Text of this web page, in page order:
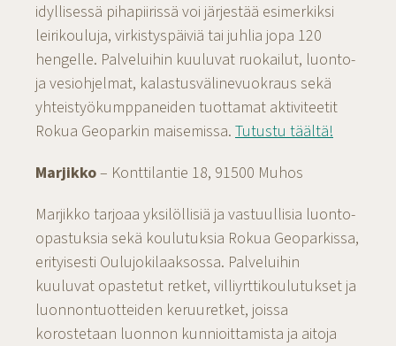
idyllisessä pihapiirissä voi järjestää esimerkiksi
leirikouluja, virkistyspäiviä tai juhlia jopa 120
hengelle. Palveluihin kuuluvat ruokailut, luonto-
ja vesiohjelmat, kalastusvälinevuokraus sekä
yhteistyökumppaneiden tuottamat aktiviteetit
Rokua Geoparkin maisemissa. Tutustu täältä!
Marjikko– Konttilantie 18, 91500 Muhos
Marjikko tarjoaa yksilöllisiä ja vastuullisia luonto-
opastuksia sekä koulutuksia Rokua Geoparkissa,
erityisesti Oulujokilaaksossa. Palveluihin
kuuluvat opastetut retket, villiyrttikoulutukset ja
luonnontuotteiden keruuretket, joissa
korostetaan luonnon kunnioittamista ja aitoja